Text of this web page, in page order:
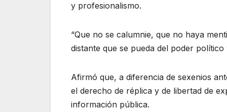
y profesionalismo.
“Que no se calumnie, que no haya
distante que se pueda del poder
Afirmó que, a diferencia de sexenios
el derecho de réplica y de libertad de
información pública.